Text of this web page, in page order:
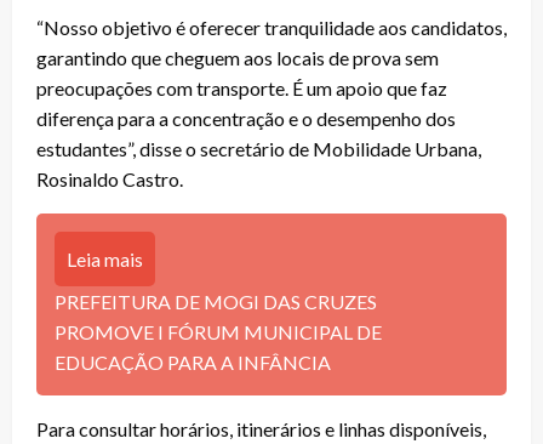
“Nosso objetivo é oferecer tranquilidade aos candidatos,
garantindo que cheguem aos locais de prova sem
preocupações com transporte. É um apoio que faz
diferença para a concentração e o desempenho dos
estudantes”, disse o secretário de Mobilidade Urbana,
Rosinaldo Castro.
Leia mais
PREFEITURA DE MOGI DAS CRUZES
PROMOVE I FÓRUM MUNICIPAL DE
EDUCAÇÃO PARA A INFÂNCIA
Para consultar horários, itinerários e linhas disponíveis,